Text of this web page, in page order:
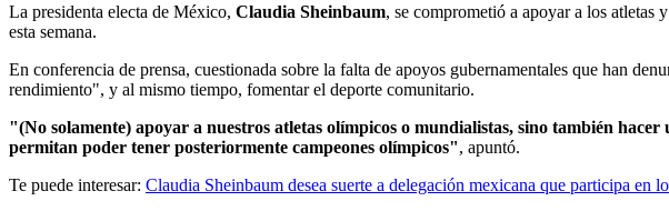
La presidenta electa de México, Claudia Sheinbaum, se comprometió a apoyar a los atletas
esta semana.
En conferencia de prensa, cuestionada sobre la falta de apoyos gubernamentales que han
rendimiento", y al mismo tiempo, fomentar el deporte comunitario.
"(No solamente) apoyar a nuestros atletas olímpicos o mundialistas, sino también
permitan poder tener posteriormente campeones olímpicos", apuntó.
Te puede interesar: Claudia Sheinbaum desea suerte a delegación mexicana que participa en